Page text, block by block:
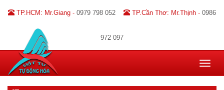
TP.HCM: Mr.Giang - 0979 798 052 TP.Cần Thơ: Mr.Thịnh - 0986
972 097
Toggle